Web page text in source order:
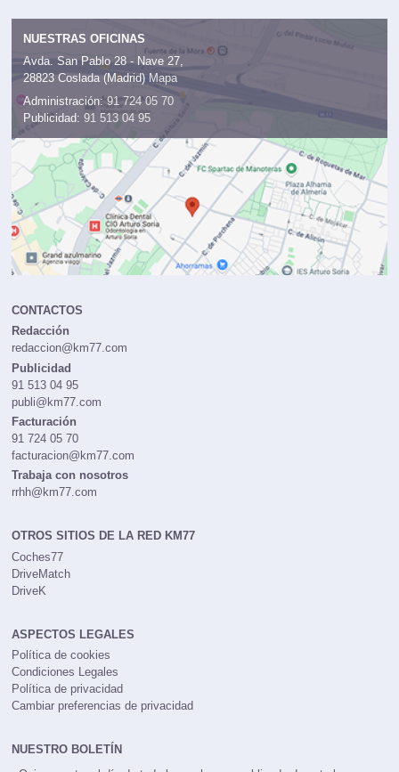
NUESTRAS OFICINAS
Avda. San Pablo 28 - Nave 27,
28823 Coslada (Madrid) Mapa
Administración: 91 724 05 70
Publicidad: 91 513 04 95
CONTACTOS
Redacción
redaccion@km77.com
Publicidad
91 513 04 95
publi@km77.com
Facturación
91 724 05 70
facturacion@km77.com
Trabaja con nosotros
rrhh@km77.com
OTROS SITIOS DE LA RED KM77
Coches77
DriveMatch
DriveK
ASPECTOS LEGALES
Política de cookies
Condiciones Legales
Política de privacidad
Cambiar preferencias de privacidad
NUESTRO BOLETÍN